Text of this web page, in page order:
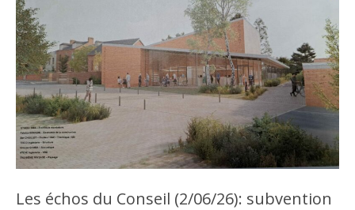
Les échos du Conseil (2/06/26): subvention